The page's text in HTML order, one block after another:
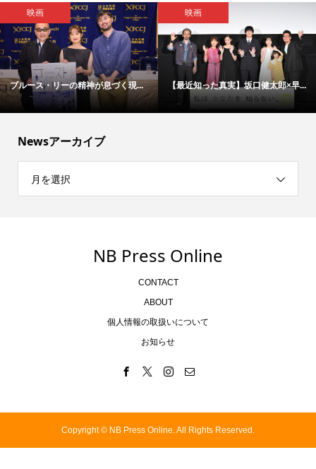
映画
福原遥＆細田佳央太が、劇中教師...
エンタメ総合・ライフ
【会見取材レポ】『アリフォルニ...
Newsアーカイブ
月を選択
NB Press Online
CONTACT
ABOUT
個人情報の取扱いについて
お知らせ
Copyright © NB Press Online. All Rights Reserved.